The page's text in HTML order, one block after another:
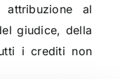
al
giudice, della
i crediti non